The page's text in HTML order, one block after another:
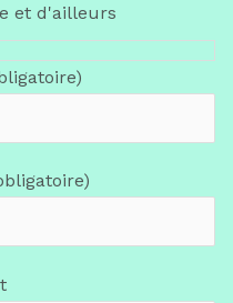
et d'ailleurs